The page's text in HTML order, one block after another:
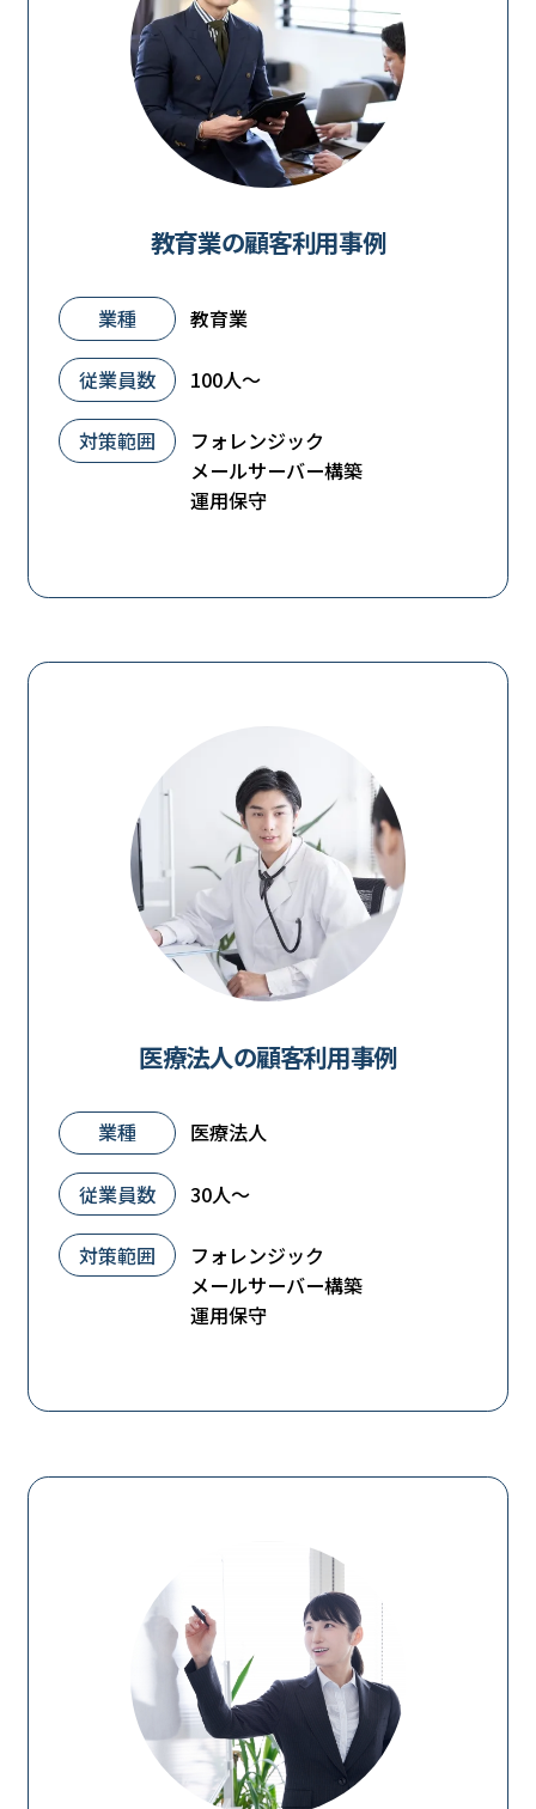
教育業の顧客利用事例
業種 教育業
従業員数 100人～
対策範囲
フォレンジック
メールサーバー構築
運用保守
医療法人の顧客利用事例
業種 医療法人
従業員数 30人～
対策範囲
フォレンジック
メールサーバー構築
運用保守